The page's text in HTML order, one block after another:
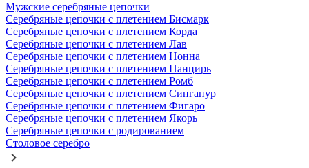
Мужские серебряные цепочки
Серебряные цепочки с плетением Бисмарк
Серебряные цепочки с плетением Корда
Серебряные цепочки с плетением Лав
Серебряные цепочки с плетением Нонна
Серебряные цепочки с плетением Панцирь
Серебряные цепочки с плетением Ромб
Серебряные цепочки с плетением Сингапур
Серебряные цепочки с плетением Фигаро
Серебряные цепочки с плетением Якорь
Серебряные цепочки с родированием
Столовое серебро